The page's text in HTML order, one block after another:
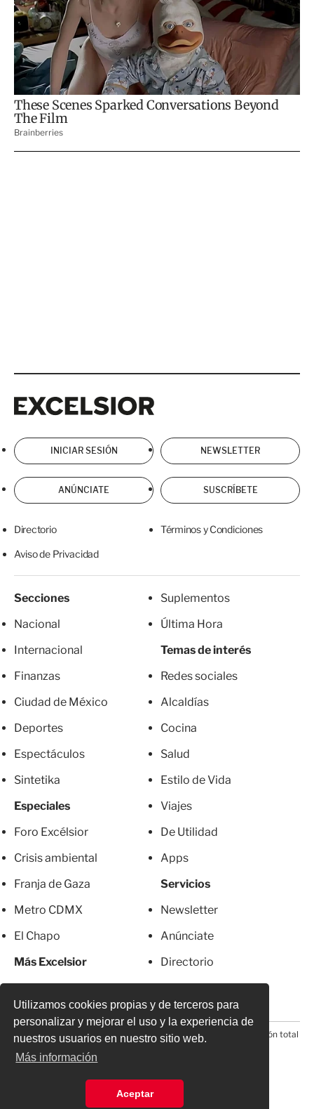
Utilizamos cookies propias y de terceros para
personalizar y mejorar el uso y la experiencia de
nuestros usuarios en nuestro sitio web.
Más información
Aceptar
INICIAR SESIÓN NEWSLETTER
ANÚNCIATE SUSCRÍBETE
Directorio Términos y Condiciones
Aviso de Privacidad
Secciones
Nacional
Internacional
Finanzas
Ciudad de México
Deportes
Espectáculos
Sintetika
Especiales
Foro Excélsior
Crisis ambiental
Franja de Gaza
Metro CDMX
El Chapo
Más Excelsior
Suplementos
Última Hora
Temas de interés
Redes sociales
Alcaldías
Cocina
Salud
Estilo de Vida
Viajes
De Utilidad
Apps
Servicios
Newsletter
Anúnciate
Directorio
© 2026 Todos los derechos reservados. Prohibida la reproducción total
o parcial, incluyendo cualquier medio electrónico*